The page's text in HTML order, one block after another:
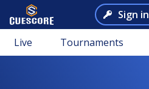
Sign in
Live Tournaments